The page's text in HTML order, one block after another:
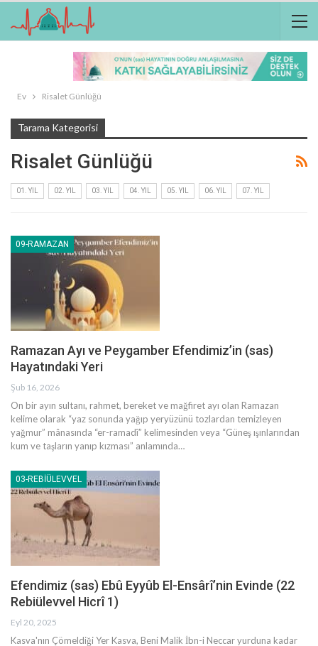
Ev Risalet Günlüğü
Tarama Kategorisi
Risalet Günlüğü
01. YIL 02. YIL 03. YIL 04. YIL 05. YIL 06. YIL 07. YIL
09-RAMAZAN
Ramazan Ayı ve Peygamber Efendimiz’in (sas)
Hayatındaki Yeri
Şub 16, 2026
On bir ayın sultanı, rahmet, bereket ve mağfiret ayı olan Ramazan
kelime olarak “yaz sonunda yağıp yeryüzünü tozlardan temizleyen
yağmur” mânasında “er-ramadî” kelimesinden veya “Güneş ışınlarından
kum ve taşların yanıp kızması” anlamında…
03-REBIÜLEVVEL
Efendimiz (sas) Ebû Eyyûb El-Ensârî’nin Evinde (22
Rebiülevvel Hicrî 1)
Eyl 20, 2025
Kasva'nın Çömeldiği Yer Kasva, Beni Malik İbn-i Neccar yurduna kadar